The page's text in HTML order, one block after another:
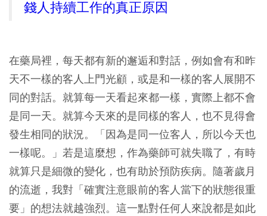
錢人持續工作的真正原因
在藥局裡，每天都有新的邂逅和對話，例如會有和昨
天不一樣的客人上門光顧，或是和一樣的客人展開不
同的對話。就算每一天看起來都一樣，實際上都不會
是同一天。就算今天來的是同樣的客人，也不見得會
發生相同的狀況。「因為是同一位客人，所以今天也
一樣呢。」若是這麼想，作為藥師可就失職了，有時
就算只是細微的變化，也有助於預防疾病。隨著歲月
的流逝，我對「確實注意眼前的客人當下的狀態很重
要」的想法就越強烈。這一點對任何人來說都是如此